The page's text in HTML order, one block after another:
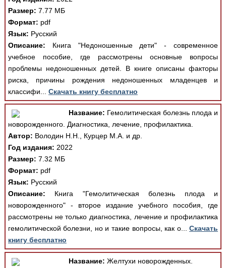
Размер: 7.77 МБ
Формат: pdf
Язык: Русский
Описание: Книга "Недоношенные дети" - современное
учебное пособие, где рассмотрены основные вопросы
проблемы недоношенных детей. В книге описаны факторы
риска, причины рождения недоношенных младенцев и
классифи... Скачать книгу бесплатно
Название: Гемолитическая болезнь плода и
новорожденного. Диагностика, лечение, профилактика.
Автор: Володин Н.Н., Курцер М.А. и др.
Год издания: 2022
Размер: 7.32 МБ
Формат: pdf
Язык: Русский
Описание: Книга "Гемолитическая болезнь плода и
новорожденного" - второе издание учебного пособия, где
рассмотрены не только диагностика, лечение и профилактика
гемолитической болезни, но и такие вопросы, как о...Скачать
книгу бесплатно
Название: Желтухи новорожденных.